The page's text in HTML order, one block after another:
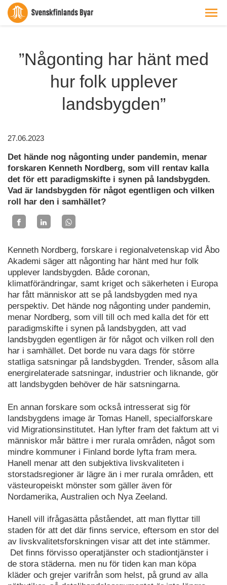
”Någonting har hänt med
hur folk upplever
landsbygden”
27.06.2023
Det hände nog någonting under pandemin, menar
forskaren Kenneth Nordberg, som vill rentav kalla
det för ett paradigmskifte i synen på landsbygden.
Vad är landsbygden för något egentligen och vilken
roll har den i samhället?
Kenneth Nordberg, forskare i regionalvetenskap vid Åbo
Akademi säger att någonting har hänt med hur folk
upplever landsbygden. Både coronan,
klimatförändringar, samt kriget och säkerheten i Europa
har fått människor att se på landsbygden med nya
perspektiv. Det hände nog någonting under pandemin,
menar Nordberg, som vill till och med kalla det för ett
paradigmskifte i synen på landsbygden, att vad
landsbygden egentligen är för något och vilken roll den
har i samhället. Det borde nu vara dags för större
statliga satsningar på landsbygden. Trender, såsom alla
energirelaterade satsningar, industrier och liknande, gör
att landsbygden behöver de här satsningarna.
En annan forskare som också intresserat sig för
landsbygdens image är Tomas Hanell, specialforskare
vid Migrationsinstitutet. Han lyfter fram det faktum att vi
människor mår bättre i mer rurala områden, något som
mindre kommuner i Finland borde lyfta fram mera.
Hanell menar att den subjektiva livskvaliteten i
storstadsregioner är lägre än i mer rurala områden, ett
västeuropeiskt mönster som gäller även för
Nordamerika, Australien och Nya Zeeland.
Hanell vill ifrågasätta påståendet, att man flyttar till
staden för att det där finns service, eftersom en stor del
av livskvalitetsforskningen visar att det inte stämmer.
Det finns förvisso operatjänster och stadiontjänster i
de stora städerna. men nu för tiden kan man köpa
kläder och grejer varifrån som helst, på grund av alla